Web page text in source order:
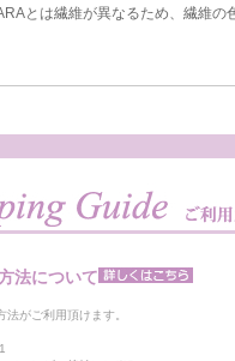
とは繊維が異なるため、繊維の
法について
法がご利用頂けます。